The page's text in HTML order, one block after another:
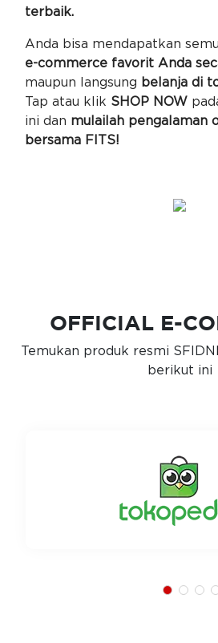
terbaik.
Anda bisa mendapatkan
e-commerce favorit Anda
maupun langsung belanja di
Tap atau klik SHOP NOW
ini dan mulailah pengalaman
bersama FITS!
OFFICIAL E-
Temukan produk resmi
berikut ini